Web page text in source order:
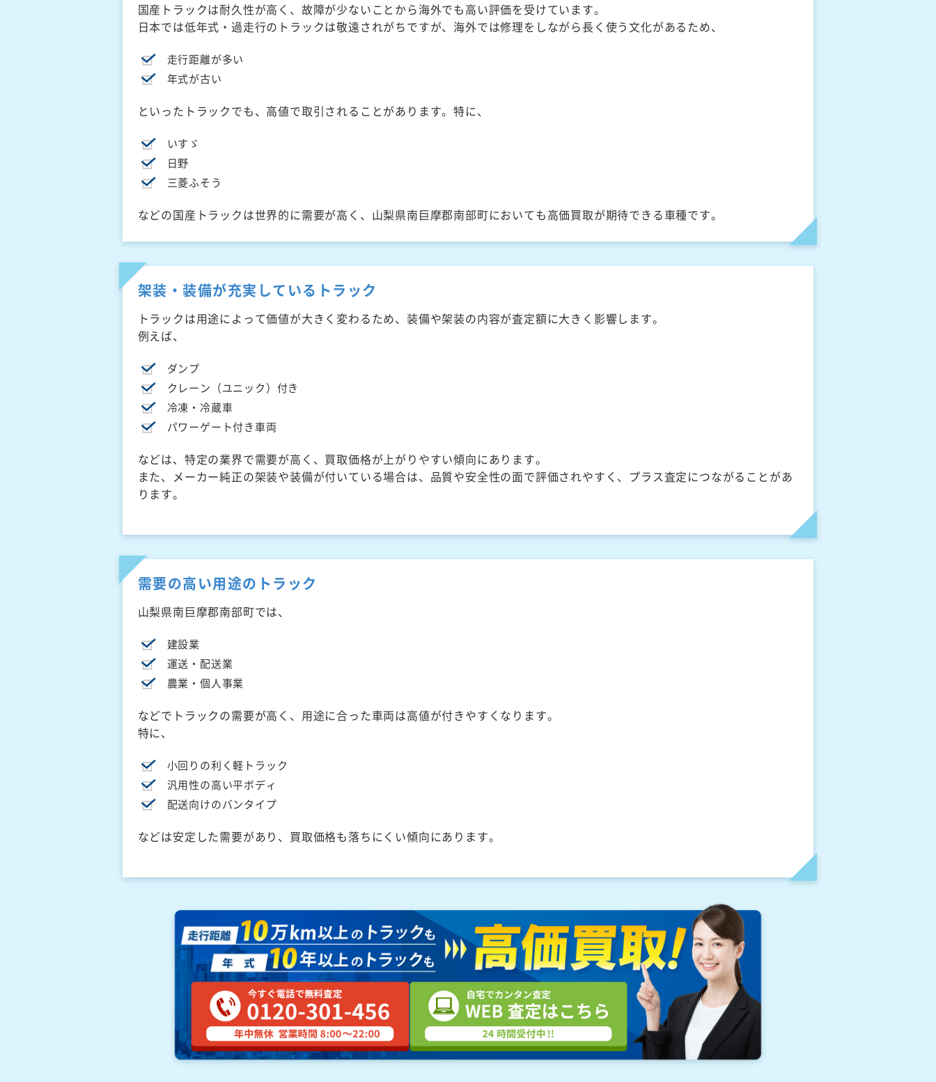
国産トラックは耐久性が高く、故障が少ないことから海外でも高い評価を受けています。
日本では低年式・過走行のトラックは敬遠されがちですが、海外では修理をしながら長く使う文化があるため、
走行距離が多い
年式が古い
といったトラックでも、高値で取引されることがあります。特に、
いすゞ
日野
三菱ふそう
などの国産トラックは世界的に需要が高く、山梨県南巨摩郡南部町においても高価買取が期待できる車種です。
架装・装備が充実しているトラック
トラックは用途によって価値が大きく変わるため、装備や架装の内容が査定額に大きく影響します。
例えば、
ダンプ
クレーン（ユニック）付き
冷凍・冷蔵車
パワーゲート付き車両
などは、特定の業界で需要が高く、買取価格が上がりやすい傾向にあります。
また、メーカー純正の架装や装備が付いている場合は、品質や安全性の面で評価されやすく、プラス査定につながることがあ
ります。
需要の高い用途のトラック
山梨県南巨摩郡南部町では、
建設業
運送・配送業
農業・個人事業
などでトラックの需要が高く、用途に合った車両は高値が付きやすくなります。
特に、
小回りの利く軽トラック
汎用性の高い平ボディ
配送向けのバンタイプ
などは安定した需要があり、買取価格も落ちにくい傾向にあります。